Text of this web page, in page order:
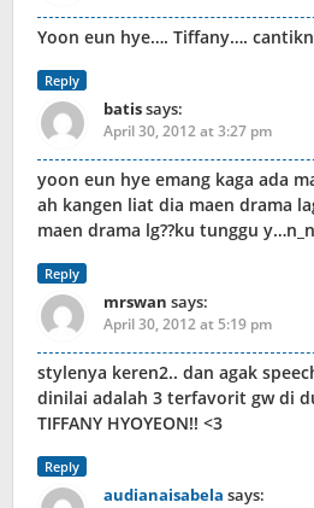
Yoon eun hye…. Tiffany….
Reply
batissays:
April 30, 2012 at 3:27 pm
yoon eun hye emang kaga ada
ah kangen liat dia maen drama
maen drama lg??ku tunggu y…n_n
Reply
mrswan says:
April 30, 2012 at 5:19 pm
stylenya keren2.. dan agak
dinilai adalah 3 terfavorit gw di
TIFFANY HYOYEON!! <3
Reply
audianaisabela says: